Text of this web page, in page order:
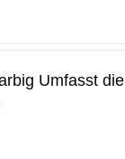
Umfasst